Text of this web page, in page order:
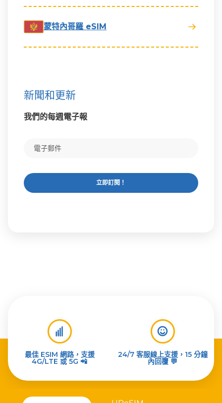
蒙特內哥羅 eSIM
新聞和更新
我們的每週電子報
立即訂閱！
最佳 ESIM 網路，支援
4G/LTE 或 5G 📲
24/7 客服線上支援，15 分鐘
內回覆 💬